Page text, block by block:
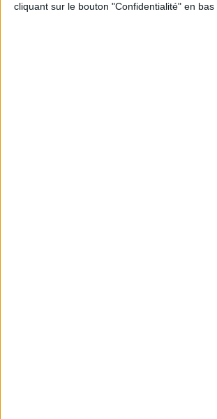
cliquant sur le bouton "Confidentialité" en bas
LES SPF 50 QUI DONNENT ENVIE DE SE